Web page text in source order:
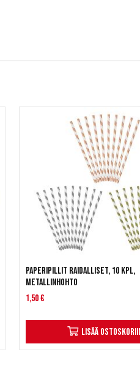
Paperipillit raidalliset, 10 kpl,
Metallinhohto
1,50 €
Lisää